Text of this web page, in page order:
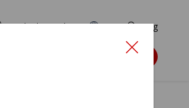
TryghedsPortalen EN Søg
Søg støtte